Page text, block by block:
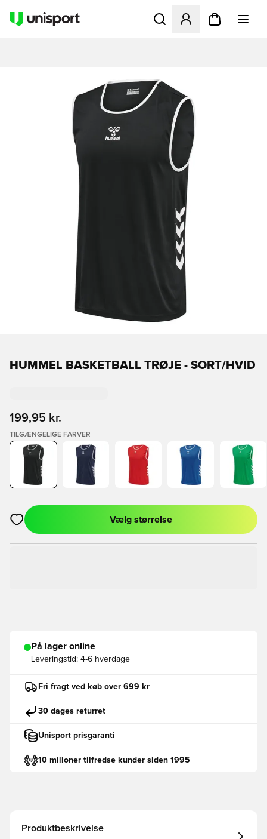
Åbner en Modal til at
HUMMEL BASKETBALL TRØJE - SORT/HVID
199,95 kr.
TILGÆNGELIGE FARVER
Åbner en Modal til at logge ind eller tilmelde dig som medlem
Vælg størrelse
På lager online
Leveringstid: 4-6 hverdage
Fri fragt ved køb over 699 kr
30 dages returret
Unisport prisgaranti
10 milioner tilfredse kunder siden 1995
Produktbeskrivelse